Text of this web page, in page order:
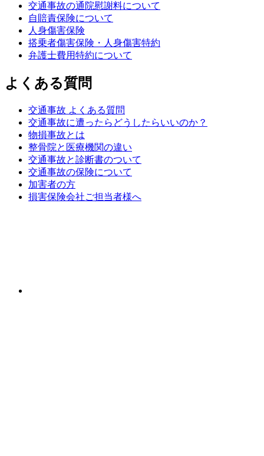
交通事故の通院慰謝料について
自賠責保険について
人身傷害保険
搭乗者傷害保険・人身傷害特約
弁護士費用特約について
よくある質問
交通事故 よくある質問
交通事故に遭ったらどうしたらいいのか？
物損事故とは
整骨院と医療機関の違い
交通事故と診断書のついて
交通事故の保険について
加害者の方
損害保険会社ご担当者様へ